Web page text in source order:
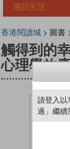
漫話生活
香港閱讀城> 圖書
觸得到的
心理學效
請登入以
過」繼續